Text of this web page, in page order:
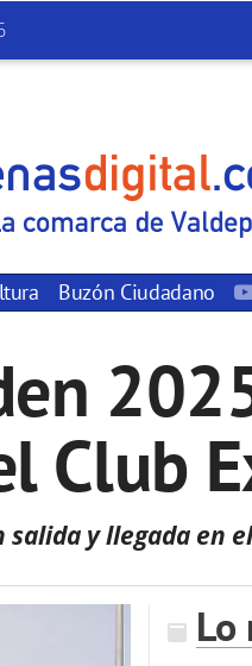
Buzón Ciudadano
Club
y llegada en
Lo